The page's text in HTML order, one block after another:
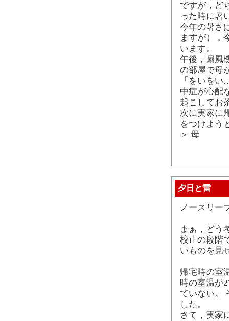
ですが，ど
った時に暑
今年の暑さ
ますが），
います。
午後，扇風
の部屋で母
「をいを
中症が心配
起こしてお
次に実家に
をつけよう
＞ 母
夕日と雷
ノースリー
まぁ，どう
校正の段階
いものを見
帰宅時の室
時の室温が
ていない。
した。
さて，実家